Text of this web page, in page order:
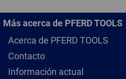
Más acerca de PFERD TOOLS
Acerca de PFERD TOOLS
Contacto
Información actual